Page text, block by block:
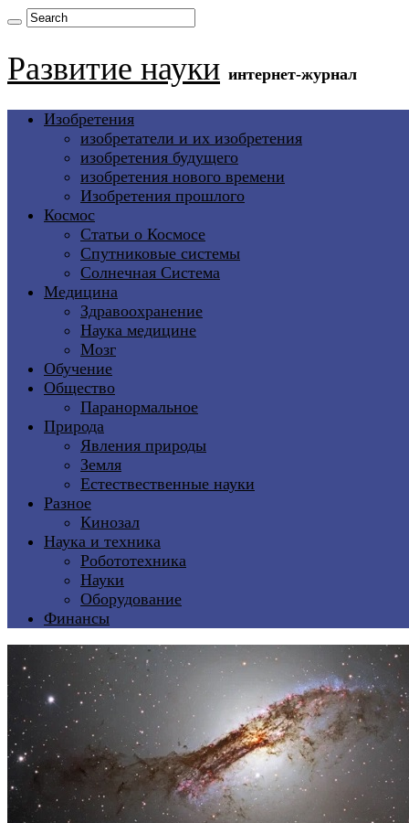
Развитие науки интернет-журнал
Изобретения
изобретатели и их изобретения
изобретения будущего
изобретения нового времени
Изобретения прошлого
Космос
Статьи о Космосе
Спутниковые системы
Солнечная Система
Медицина
Здравоохранение
Наука медицине
Мозг
Обучение
Общество
Паранормальное
Природа
Явления природы
Земля
Естествественные науки
Разное
Кинозал
Наука и техника
Робототехника
Науки
Оборудование
Финансы